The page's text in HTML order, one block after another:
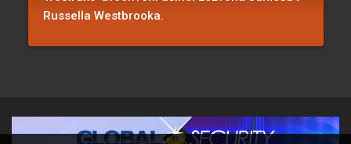
Russella Westbrooka.